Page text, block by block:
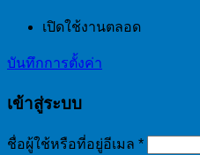
เปิดใช้งานตลอด
บันทึกการตั้งค่า
เข้าสู่ระบบ
ชื่อผู้ใช้หรือที่อยู่อีเมล *